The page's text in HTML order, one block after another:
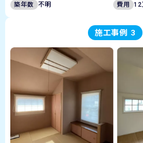
築年数
不明 費用 12
施工事例 3